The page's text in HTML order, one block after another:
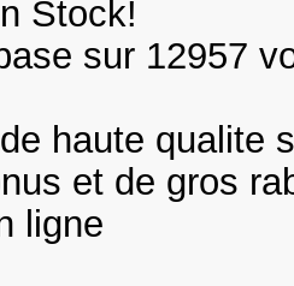
Stock!
sur 12957
haute qualite
et de gros
ligne